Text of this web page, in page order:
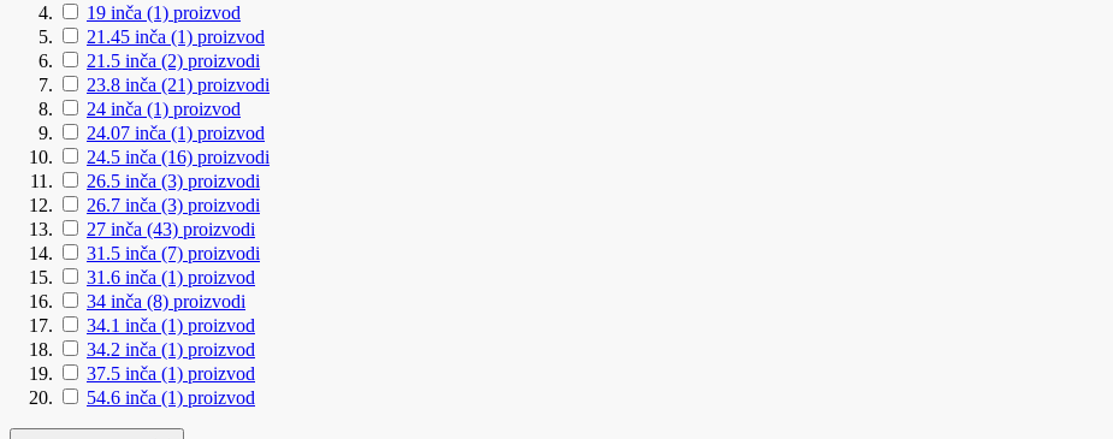
19 inča (1) proizvod
21.45 inča (1) proizvod
21.5 inča (2) proizvodi
23.8 inča (21) proizvodi
24 inča (1) proizvod
24.07 inča (1) proizvod
24.5 inča (16) proizvodi
26.5 inča (3) proizvodi
26.7 inča (3) proizvodi
27 inča (43) proizvodi
31.5 inča (7) proizvodi
31.6 inča (1) proizvod
34 inča (8) proizvodi
34.1 inča (1) proizvod
34.2 inča (1) proizvod
37.5 inča (1) proizvod
54.6 inča (1) proizvod